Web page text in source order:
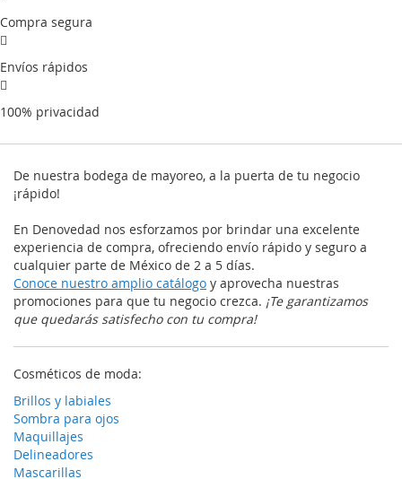
Compra segura
Envíos rápidos
100% privacidad
De nuestra bodega de mayoreo, a la puerta de tu negocio
¡rápido!
En Denovedad nos esforzamos por brindar una excelente
experiencia de compra, ofreciendo envío rápido y seguro a
cualquier parte de México de 2 a 5 días.
Conoce nuestro amplio catálogo y aprovecha nuestras
promociones para que tu negocio crezca. ¡Te garantizamos
que quedarás satisfecho con tu compra!
Cosméticos de moda:
Brillos y labiales
Sombra para ojos
Maquillajes
Delineadores
Mascarillas